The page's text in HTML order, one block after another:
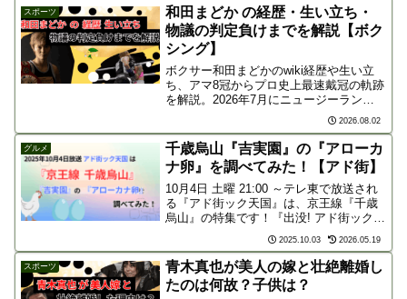
きそば好きの私としては、とても気にな
ってしまい、番組...
スポーツ
和田まどか の経歴・生い立ち・
物議の判定負けまでを解説【ボク
シング】
ボクサー和田まどかのwiki経歴や生い立
ち、アマ8冠からプロ史上最速戴冠の軌跡
を解説。2026年7月にニュージーランド
で起きた疑惑の判定負けとローブロー判
定の真相、JBCの抗議や今後の展望まで
分かります。
2026.08.02
グルメ
千歳烏山『吉実園』の『アローカ
ナ卵』を調べてみた！【アド街】
10月4日 土曜 21:00 ～テレ東で放送され
る『アド街ック天国』は、京王線『千歳
烏山』の特集です！『出没! アド街ック天
国』京王線・井の頭線を特集、10月に4週
連続#鉄道 #鉄道ニュース #電車 #京王線
#井の頭線 #テレ東 #アド街...
2025.10.03 2026.05.19
スポーツ
青木真也が美人の嫁と壮絶離婚し
たのは何故？子供は？